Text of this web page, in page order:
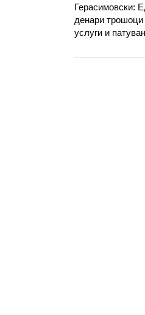
Герасимовски:
денари трошоци
услуги и